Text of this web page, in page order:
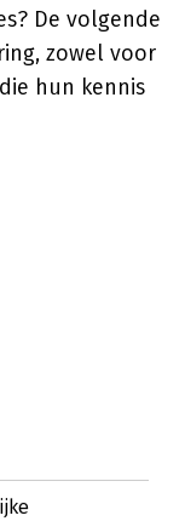
De volgende
zowel voor
hun kennis